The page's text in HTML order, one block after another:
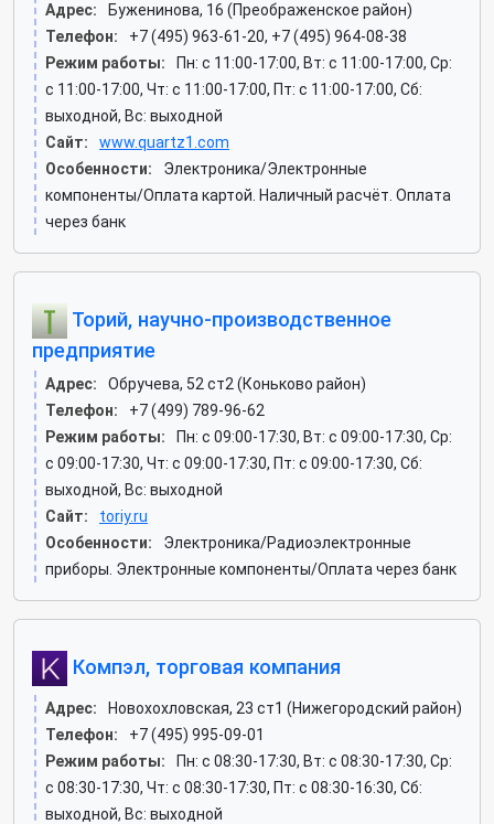
Адрес:
Буженинова, 16 (Преображенское район)
Телефон:
+7 (495) 963-61-20, +7 (495) 964-08-38
Режим работы:
Пн: c 11:00-17:00, Вт: c 11:00-17:00, Ср:
c 11:00-17:00, Чт: c 11:00-17:00, Пт: c 11:00-17:00, Сб:
выходной, Вс: выходной
Сайт:
www.quartz1.com
Особенности:
Электроника/Электронные
компоненты/Оплата картой. Наличный расчёт. Оплата
через банк
Торий, научно-производственное
предприятие
Адрес:
Обручева, 52 ст2 (Коньково район)
Телефон:
+7 (499) 789-96-62
Режим работы:
Пн: c 09:00-17:30, Вт: c 09:00-17:30, Ср:
c 09:00-17:30, Чт: c 09:00-17:30, Пт: c 09:00-17:30, Сб:
выходной, Вс: выходной
Сайт:
toriy.ru
Особенности:
Электроника/Радиоэлектронные
приборы. Электронные компоненты/Оплата через банк
Компэл, торговая компания
Адрес:
Новохохловская, 23 ст1 (Нижегородский район)
Телефон:
+7 (495) 995-09-01
Режим работы:
Пн: c 08:30-17:30, Вт: c 08:30-17:30, Ср:
c 08:30-17:30, Чт: c 08:30-17:30, Пт: c 08:30-16:30, Сб:
выходной, Вс: выходной